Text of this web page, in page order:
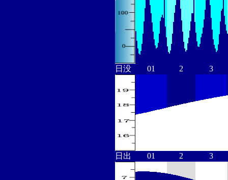
日没 01 2 3
日出 01 2 3